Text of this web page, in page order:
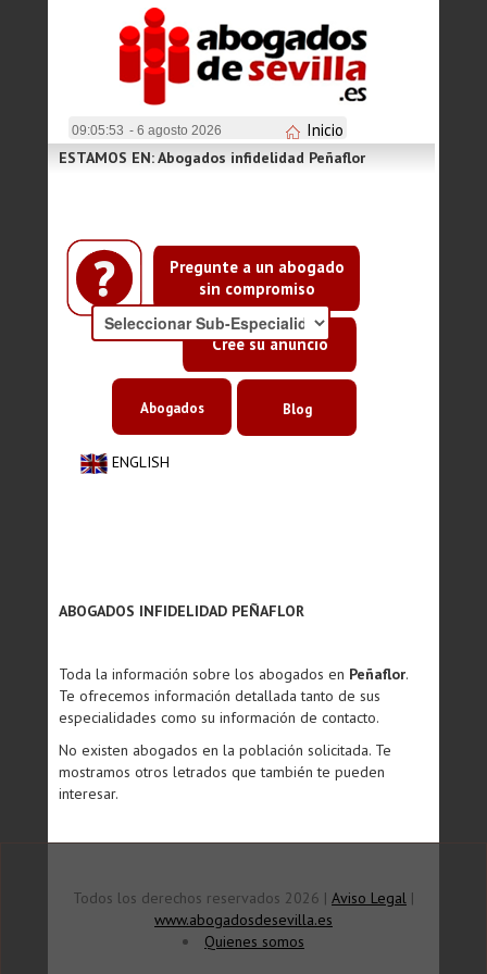
09:05:53 - 6 agosto 2026 Inicio
Pregunte a un abogado
sin compromiso
Cree su anuncio
ESTAMOS EN: Abogados infidelidad Peñaflor
ENGLISH
Abogados Blog
ABOGADOS INFIDELIDAD PEÑAFLOR
Toda la información sobre los abogados en Peñaflor.
Te ofrecemos información detallada tanto de sus
especialidades como su información de contacto.
No existen abogados en la población solicitada. Te
mostramos otros letrados que también te pueden
interesar.
Todos los derechos reservados 2026 | Aviso Legal |
www.abogadosdesevilla.es
Quienes somos